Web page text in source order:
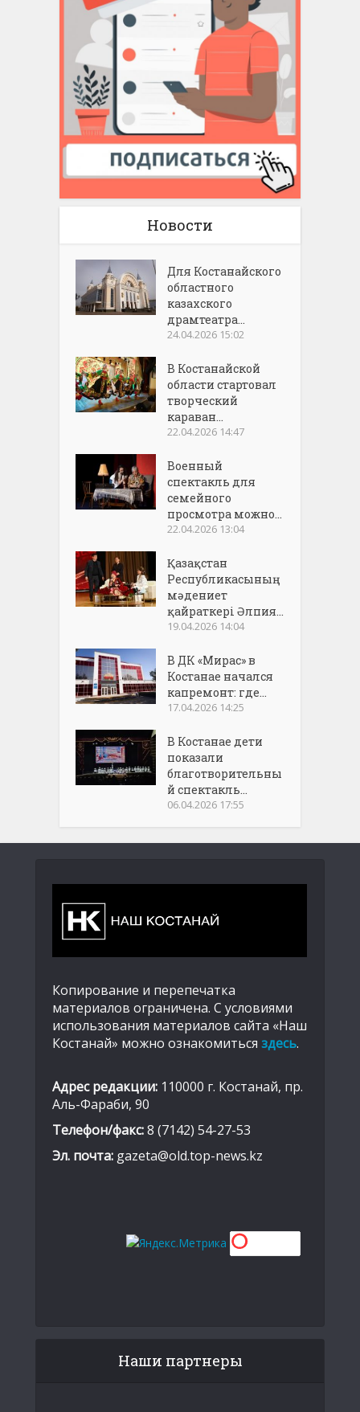
Новости
Для Костанайского
областного
казахского
драмтеатра...
24.04.2026 15:02
В Костанайской
области стартовал
творческий
караван...
22.04.2026 14:47
Военный
спектакль для
семейного
просмотра можно...
22.04.2026 13:04
Қазақстан
Республикасының
мәдениет
қайраткері Әлпия...
19.04.2026 14:04
В ДК «Мирас» в
Костанае начался
капремонт: где...
17.04.2026 14:25
В Костанае дети
показали
благотворительны
й спектакль...
06.04.2026 17:55
Копирование и перепечатка
материалов ограничена. С условиями
использования материалов сайта «Наш
Костанай» можно ознакомиться здесь.
Адрес редакции: 110000 г. Костанай, пр.
Аль-Фараби, 90
Телефон/факс:8 (7142) 54-27-53
Эл. почта: gazeta@old.top-news.kz
Наши партнеры